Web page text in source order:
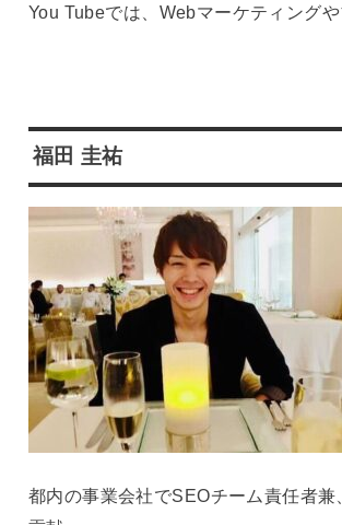
You Tubeでは、Webマーケティング
福田 圭祐
都内の事業会社でSEOチーム責任者